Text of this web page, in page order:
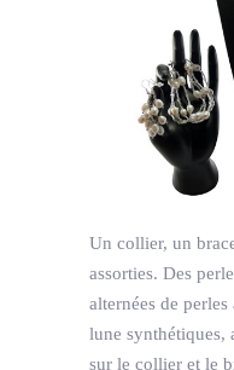
Un collier, un
assorties. Des
alternées de perles
lune synthétiques,
sur le collier et le